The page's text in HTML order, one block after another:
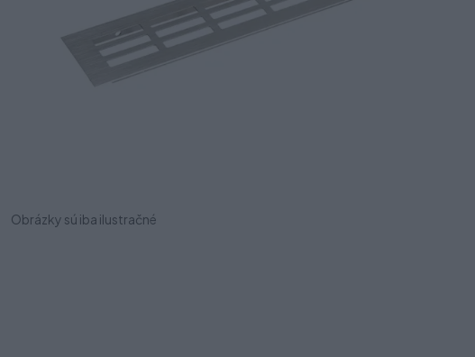
Obrázky sú iba ilustračné